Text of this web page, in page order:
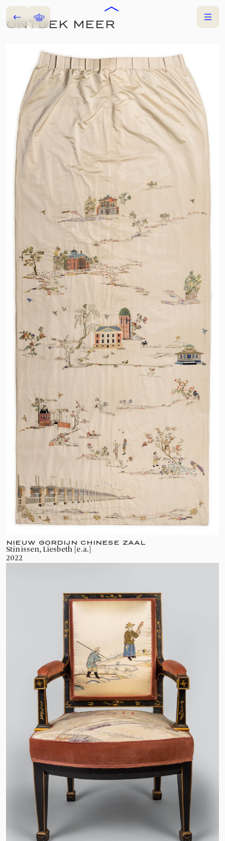
Terug Home Menu
ONTDEK MEER
NIEUW GORDIJN CHINESE ZAAL
Stinissen, Liesbeth [e.a.]
2022